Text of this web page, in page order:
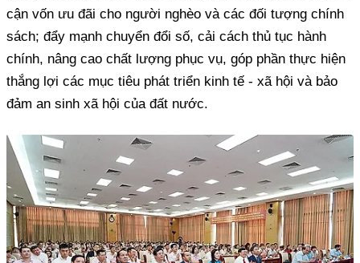
cận vốn ưu đãi cho người nghèo và các đối tượng chính
sách; đẩy mạnh chuyển đổi số, cải cách thủ tục hành
chính, nâng cao chất lượng phục vụ, góp phần thực hiện
thắng lợi các mục tiêu phát triển kinh tế - xã hội và bảo
đảm an sinh xã hội của đất nước.